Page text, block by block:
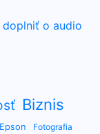
doplniť o audio
Biznis
Epson
Fotografia